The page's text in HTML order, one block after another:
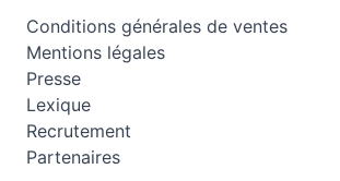
Conditions générales de ventes
Mentions légales
Presse
Lexique
Recrutement
Partenaires